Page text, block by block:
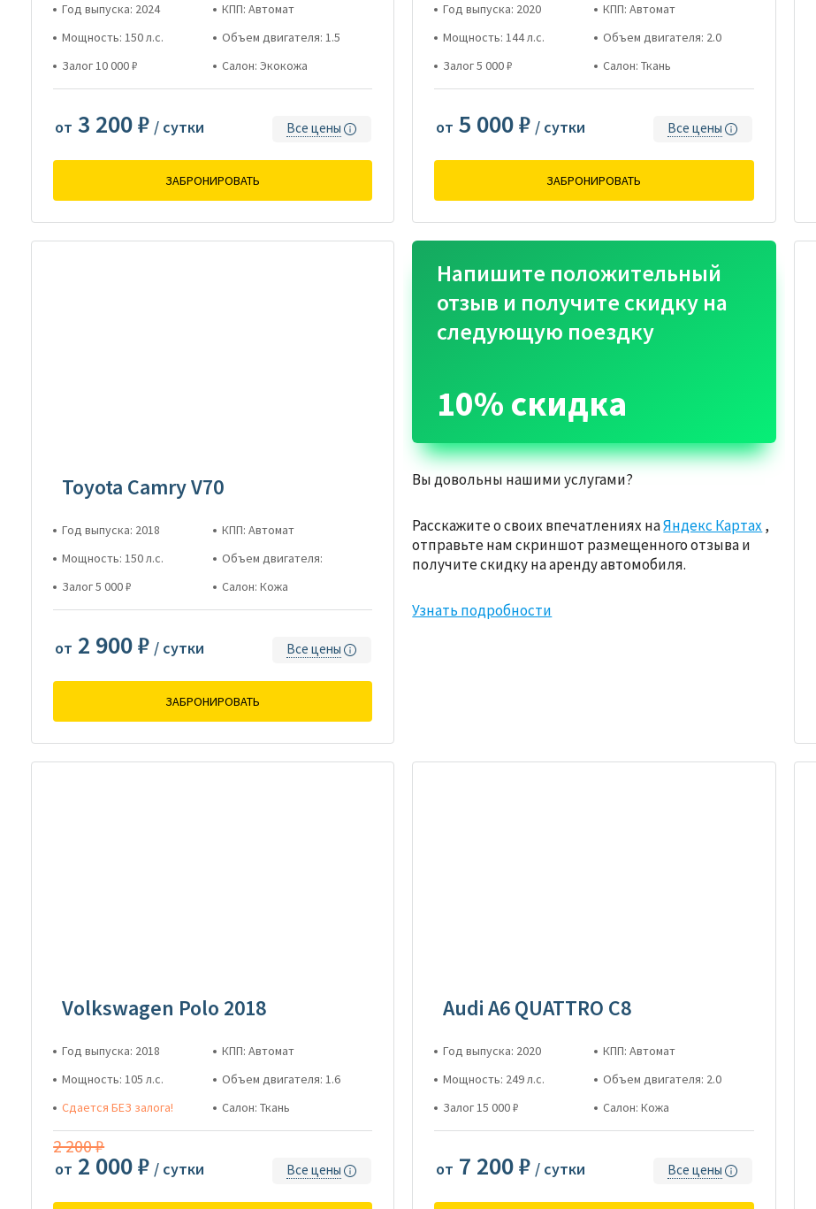
Год выпуска: 2024
КПП: Автомат
Мощность: 150 л.с.
Объем двигателя: 1.5
Залог 10 000 ₽
Салон: Экокожа
от 3 200 ₽ / сутки Все цены
ЗАБРОНИРОВАТЬ
Год выпуска: 2020
КПП: Автомат
Мощность: 144 л.с.
Объем двигателя: 2.0
Залог 5 000 ₽
Салон: Ткань
от 5 000 ₽ / сутки Все цены
ЗАБРОНИРОВАТЬ
Toyota Camry V70
Год выпуска: 2018
КПП: Автомат
Мощность: 150 л.с.
Объем двигателя:
Залог 5 000 ₽
Салон: Кожа
от 2 900 ₽ / сутки Все цены
ЗАБРОНИРОВАТЬ
Напишите положительный
отзыв и получите скидку на
следующую поездку
10% скидка
Вы довольны нашими услугами?
Расскажите о своих впечатлениях наЯндекс Картах,
отправьте нам скриншот размещенного отзыва и
получите скидку на аренду автомобиля.
Узнать подробности
Volkswagen Polo 2018
Год выпуска: 2018
КПП: Автомат
Мощность: 105 л.с.
Объем двигателя: 1.6
Сдается БЕЗ залога!
Салон: Ткань
2 200 ₽
от 2 000 ₽ / сутки Все цены
Аudi А6 QUATTRO С8
Год выпуска: 2020
КПП: Автомат
Мощность: 249 л.с.
Объем двигателя: 2.0
Залог 15 000 ₽
Салон: Кожа
от 7 200 ₽ / сутки Все цены